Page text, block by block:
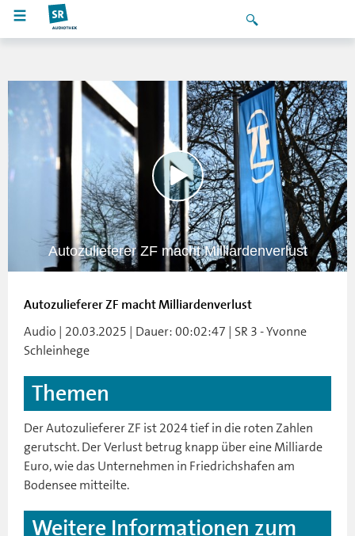
Autozulieferer ZF macht Milliardenverlust
Autozulieferer ZF macht Milliardenverlust
Audio | 20.03.2025 | Dauer: 00:02:47 | SR 3 - Yvonne
Schleinhege
Themen
Der Autozulieferer ZF ist 2024 tief in die roten Zahlen
gerutscht. Der Verlust betrug knapp über eine Milliarde
Euro, wie das Unternehmen in Friedrichshafen am
Bodensee mitteilte.
Weitere Informationen zum